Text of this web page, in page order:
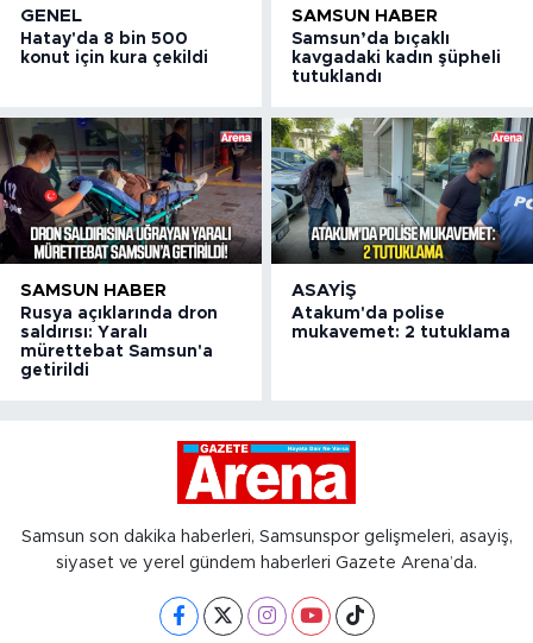
GENEL
Hatay'da 8 bin 500
konut için kura çekildi
SAMSUN HABER
Samsun’da bıçaklı
kavgadaki kadın şüpheli
tutuklandı
SAMSUN HABER
Rusya açıklarında dron
saldırısı: Yaralı
mürettebat Samsun'a
getirildi
ASAYIŞ
Atakum'da polise
mukavemet: 2 tutuklama
Samsun son dakika haberleri, Samsunspor gelişmeleri, asayiş,
siyaset ve yerel gündem haberleri Gazete Arena’da.